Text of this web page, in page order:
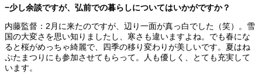
−少し余談ですが、弘前での暮らしについてはいかがですか？
内藤監督：2月に来たのですが、辺り一面が真っ白でした（笑）。雪
国の大変さを思い知りましたし、寒さも違いますよね。でも春にな
ると桜がめっちゃ綺麗で、四季の移り変わりが美しいです。夏はね
ぷたまつりにも参加させてもらって。人も優しく、とても充実して
います。